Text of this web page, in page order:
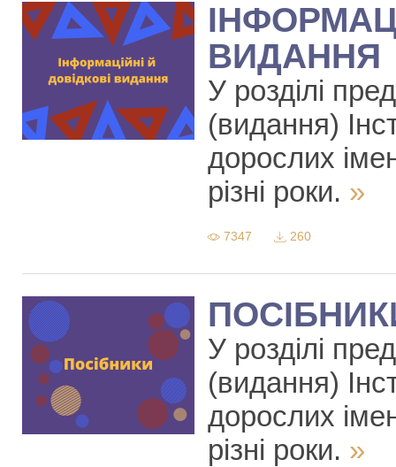
ВИДАННЯ
У розділі
(видання)
дорослих
різні роки. »
7347 260
У розділі
(видання)
дорослих
різні роки. »